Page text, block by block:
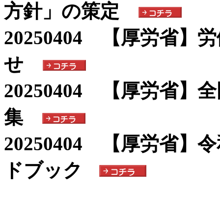
方針」の策定
20250404 【厚労省】
せ
20250404 【厚労省】
集
20250404 【厚労省】
ドブック